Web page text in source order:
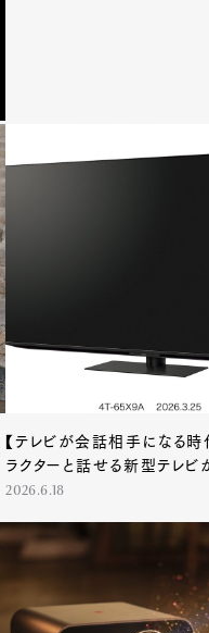
【テレビが会話相手になる時
ラクターと話せる新型テレビ
2026.6.18